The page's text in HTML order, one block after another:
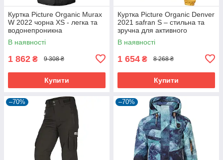
Куртка Picture Organic Murax
W 2022 чорна XS - легка та
водонепроникна
В наявності
1 862 ₴ 9 308 ₴
Купити
Куртка Picture Organic Denver
2021 safran S – стильна та
зручна для активного
відпочинку
В наявності
1 654 ₴ 8 268 ₴
Купити
–70% –70%